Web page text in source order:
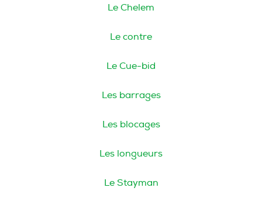
Le Chelem
Le contre
Le Cue-bid
Les barrages
Les blocages
Les longueurs
Le Stayman